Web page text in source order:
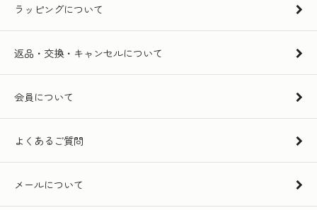
ラッピングについて
返品・交換・キャンセルについて
会員について
よくあるご質問
メールについて